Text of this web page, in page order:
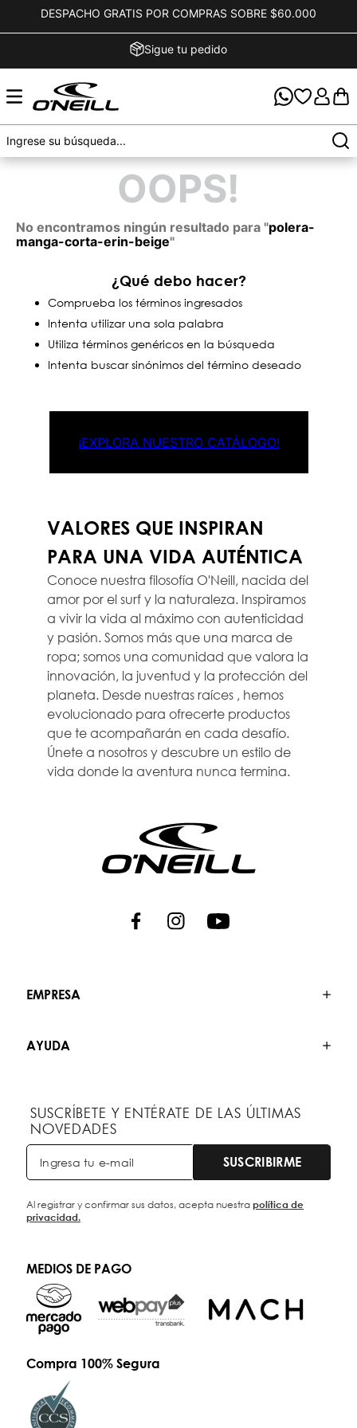
DESPACHO GRATIS POR COMPRAS SOBRE $60.000
Sigue tu pedido
OOPS!
No encontramos ningún resultado para "polera-
manga-corta-erin-beige"
¿Qué debo hacer?
Comprueba los términos ingresados
Intenta utilizar una sola palabra
Utiliza términos genéricos en la búsqueda
Intenta buscar sinónimos del término deseado
¡EXPLORA NUESTRO CATÁLOGO!
VALORES QUE INSPIRAN
PARA UNA VIDA AUTÉNTICA
Conoce nuestra filosofía O'Neill, nacida del
amor por el surf y la naturaleza. Inspiramos
a vivir la vida al máximo con autenticidad
y pasión. Somos más que una marca de
ropa; somos una comunidad que valora la
innovación, la juventud y la protección del
planeta. Desde nuestras raíces , hemos
evolucionado para ofrecerte productos
que te acompañarán en cada desafío.
Únete a nosotros y descubre un estilo de
vida donde la aventura nunca termina.
EMPRESA
AYUDA
SUSCRÍBETE Y ENTÉRATE DE LAS ÚLTIMAS
NOVEDADES
SUSCRIBIRME
Al registrar y confirmar sus datos, acepta nuestra política de
privacidad.
MEDIOS DE PAGO
Compra 100% Segura